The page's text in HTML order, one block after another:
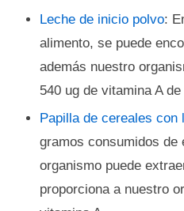
Leche de inicio polvo:
alimento, se puede
además nuestro
540 ug de vitamina A
Papilla de cereales con
gramos consumidos de
organismo puede
proporciona a nuestro